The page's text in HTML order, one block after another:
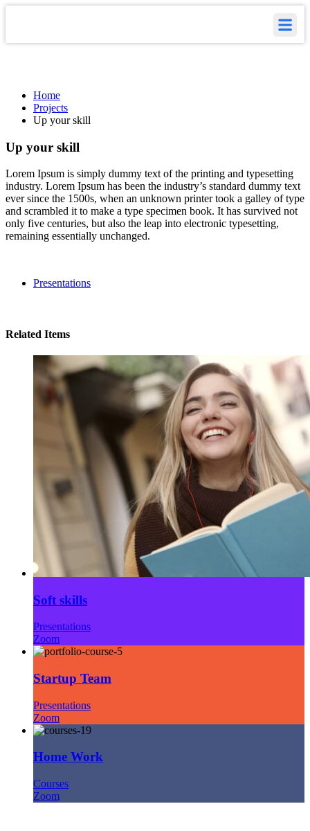
Home
Projects
Up your skill
Up your skill
Lorem Ipsum is simply dummy text of the printing and typesetting
industry. Lorem Ipsum has been the industry’s standard dummy text
ever since the 1500s, when an unknown printer took a galley of type
and scrambled it to make a type specimen book. It has survived not
only five centuries, but also the leap into electronic typesetting,
remaining essentially unchanged.
Presentations
Related Items
Soft skills
Presentations
Zoom
Startup Team
Presentations
Zoom
Home Work
Courses
Zoom